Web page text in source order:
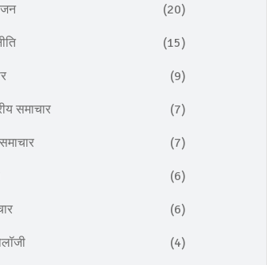
(20)
(15)
(9)
समाचार (7)
(7)
(6)
(6)
(4)